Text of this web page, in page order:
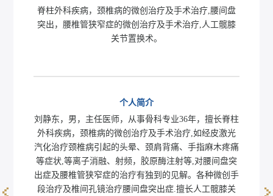
脊柱外科疾病，颈椎病的微创治疗及手术治疗,腰间盘
突出，腰椎管狭窄症的微创治疗及手术治疗,人工髋膝
关节置换术。
个人简介
刘静东，男，主任医师，从事骨科专业36年，擅长脊柱
外科疾病，颈椎病的微创治疗及手术治疗,如经皮激光
汽化治疗颈椎病引起的头晕、颈肩背痛、手指麻木疼痛
等症状,等离子消融、射频，胶原酶注射等,对腰间盘突
出症及腰椎管狭窄症的治疗有独到的见解。各种微创手
段治疗及椎间孔镜治疗腰间盘突出症.擅长人工髋膝关